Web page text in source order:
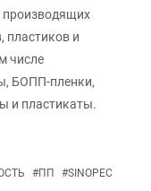
производящих
пластиков и
числе
БОПП-пленки,
и пластикаты.
#ПП #SINOPEC